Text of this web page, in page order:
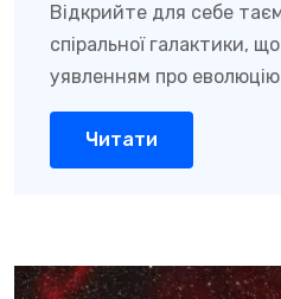
Відкрийте для себе
спіральної галактики,
уявленням про еволюцію
Читати